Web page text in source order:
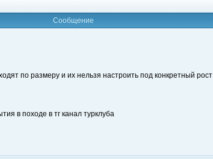
Сообщение
по размеру и их нельзя настроить под конкретный рост
в походе в тг канал турклуба